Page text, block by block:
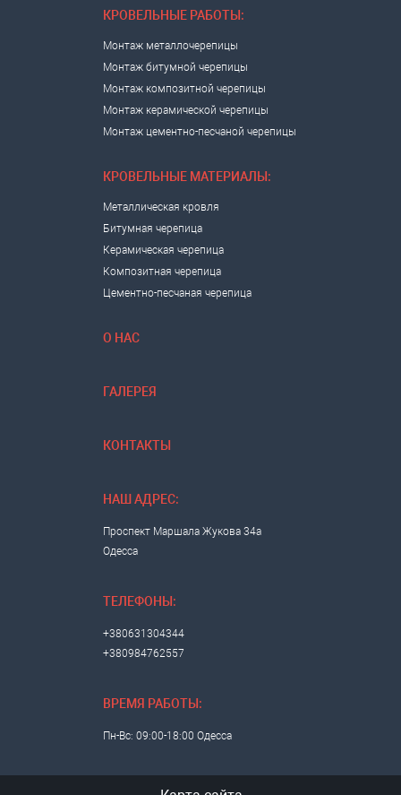
КРОВЕЛЬНЫЕ РАБОТЫ:
Монтаж металлочерепицы
Монтаж битумной черепицы
Монтаж композитной черепицы
Монтаж керамической черепицы
Монтаж цементно-песчаной черепицы
КРОВЕЛЬНЫЕ МАТЕРИАЛЫ:
Металлическая кровля
Битумная черепица
Керамическая черепица
Композитная черепица
Цементно-песчаная черепица
О НАС
ГАЛЕРЕЯ
КОНТАКТЫ
НАШ АДРЕС:
Проспект Маршала Жукова 34а
Одесса
ТЕЛЕФОНЫ:
+380631304344
+380984762557
ВРЕМЯ РАБОТЫ:
Пн-Вс: 09:00-18:00 Одесса